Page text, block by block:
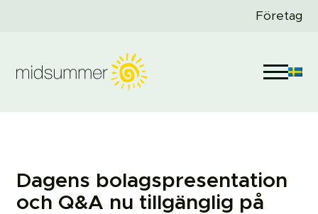
Företag
Dagens bolagspresentation
och Q&A nu tillgänglig på